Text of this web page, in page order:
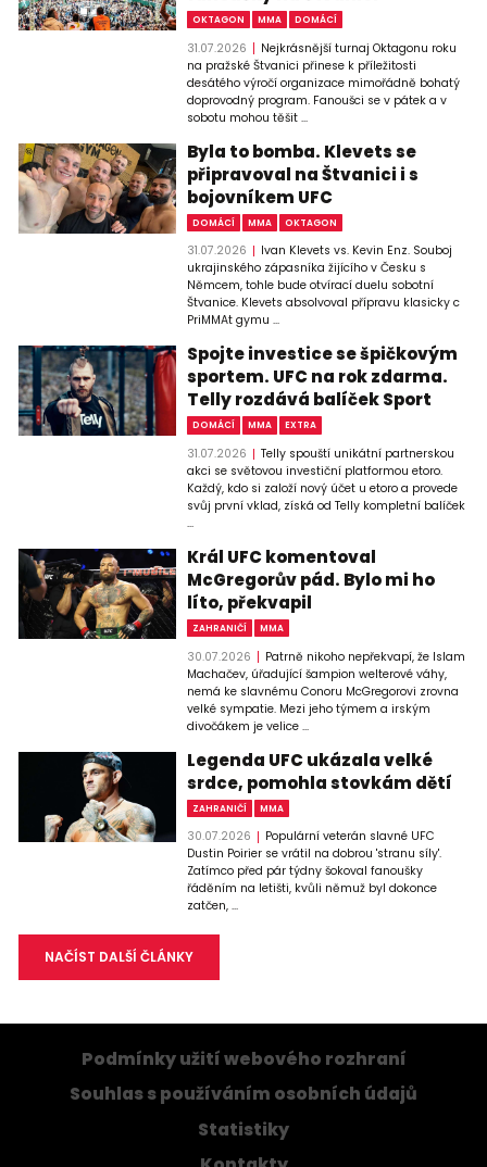
OKTAGON MMA DOMÁCÍ
31.07.2026
Nejkrásnější turnaj Oktagonu roku
na pražské Štvanici přinese k příležitosti
desátého výročí organizace mimořádně bohatý
doprovodný program. Fanoušci se v pátek a v
sobotu mohou těšit ...
Byla to bomba. Klevets se
připravoval na Štvanici i s
bojovníkem UFC
DOMÁCÍ MMA OKTAGON
31.07.2026
Ivan Klevets vs. Kevin Enz. Souboj
ukrajinského zápasníka žijícího v Česku s
Němcem, tohle bude otvírací duelu sobotní
Štvanice. Klevets absolvoval přípravu klasicky c
PriMMAt gymu ...
Spojte investice se špičkovým
sportem. UFC na rok zdarma.
Telly rozdává balíček Sport
DOMÁCÍ MMA EXTRA
31.07.2026
Telly spouští unikátní partnerskou
akci se světovou investiční platformou etoro.
Každý, kdo si založí nový účet u etoro a provede
svůj první vklad, získá od Telly kompletní balíček
...
Král UFC komentoval
McGregorův pád. Bylo mi ho
líto, překvapil
ZAHRANIČÍ MMA
30.07.2026
Patrně nikoho nepřekvapí, že Islam
Machačev, úřadující šampion welterové váhy,
nemá ke slavnému Conoru McGregorovi zrovna
velké sympatie. Mezi jeho týmem a irským
divočákem je velice ...
Legenda UFC ukázala velké
srdce, pomohla stovkám dětí
ZAHRANIČÍ MMA
30.07.2026
Populární veterán slavné UFC
Dustin Poirier se vrátil na dobrou 'stranu síly'.
Zatímco před pár týdny šokoval fanoušky
řáděním na letišti, kvůli němuž byl dokonce
zatčen, ...
NAČÍST DALŠÍ ČLÁNKY
Podmínky užití webového rozhraní
Souhlas s používáním osobních údajů
Statistiky